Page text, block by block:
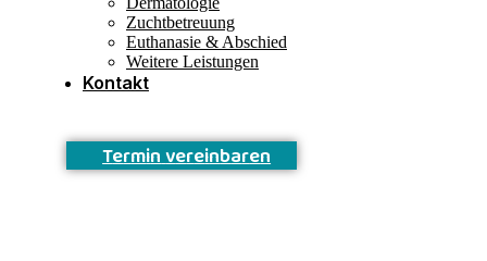
Zuchtbetreuung
Euthanasie & Abschied
Weitere Leistungen
Kontakt
Terminvereinbaren